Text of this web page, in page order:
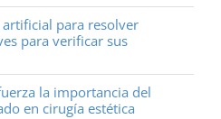
artificial para resolver
para verificar sus
la importancia del
en cirugía estética